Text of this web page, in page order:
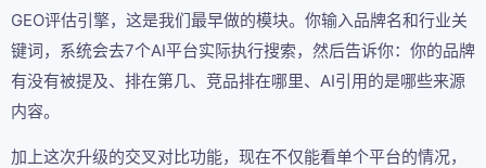
GEO评估引擎，这是我们最早做的模块。你输入品牌名和行业关
键词，系统会去7个AI平台实际执行搜索，然后告诉你：你的品牌
有没有被提及、排在第几、竞品排在哪里、AI引用的是哪些来源
内容。
加上这次升级的交叉对比功能，现在不仅能看单个平台的情况，